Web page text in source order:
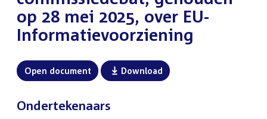
op 28 mei 2025, over EU-
Informatievoorziening
Open document Download
Ondertekenaars